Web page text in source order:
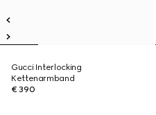
Gucci Interlocking
Kettenarmband
€ 390